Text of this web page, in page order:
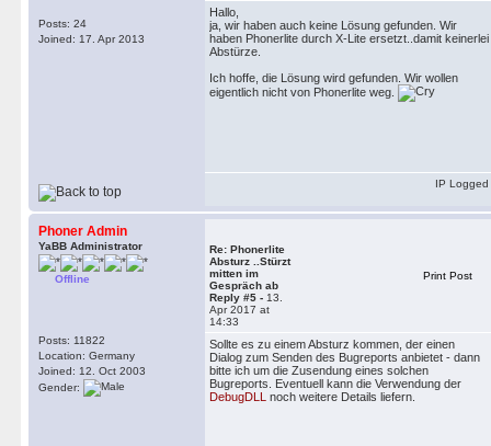
Posts: 24
Joined: 17. Apr 2013
Hallo,
ja, wir haben auch keine Lösung gefunden. Wir
haben Phonerlite durch X-Lite ersetzt..damit keinerlei
Abstürze.
Ich hoffe, die Lösung wird gefunden. Wir wollen
eigentlich nicht von Phonerlite weg.
IP Logged
Phoner Admin
YaBB Administrator
Offline
Posts: 11822
Location: Germany
Joined: 12. Oct 2003
Gender:
Re: Phonerlite
Absturz ..Stürzt
mitten im
Gespräch ab
Reply #5 - 13.
Apr 2017 at
14:33
Print Post
Sollte es zu einem Absturz kommen, der einen
Dialog zum Senden des Bugreports anbietet - dann
bitte ich um die Zusendung eines solchen
Bugreports. Eventuell kann die Verwendung der
DebugDLL noch weitere Details liefern.